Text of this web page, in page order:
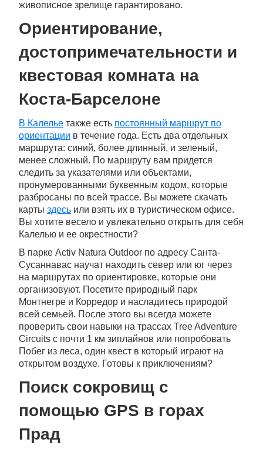
живописное зрелище гарантировано.
Ориентирование,
достопримечательности и
квестовая комната на
Коста-Барселоне
В Калелье также есть постоянный маршрут по
ориентации в течение года. Есть два отдельных
маршрута: синий, более длинный, и зеленый,
менее сложный. По маршруту вам придется
следить за указателями или объектами,
пронумерованными буквенным кодом, которые
разбросаны по всей трассе. Вы можете скачать
карты здесь или взять их в туристическом офисе.
Вы хотите весело и увлекательно открыть для себя
Калелью и ее окрестности?
В парке Activ Natura Outdoor по адресу Санта-
Сусаннавас научат находить север или юг через
на маршрутах по ориентировке, которые они
организовуют. Посетите природный парк
Монтнегре и Корредор и насладитесь природой
всей семьей. После этого вы всегда можете
проверить свои навыки на трассах Tree Adventure
Circuits с почти 1 км зиплайнов или попробовать
Побег из леса, один квест в который играют на
открытом воздухе. Готовы к приключениям?
Поиск сокровищ с
помощью GPS в горах
Прад